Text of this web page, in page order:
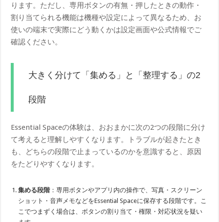
ります。ただし、専用ボタンの有無・押したときの動作・
割り当てられる機能は機種や設定によって異なるため、お
使いの端末で実際にどう動くかは設定画面や公式情報でご
確認ください。
大きく分けて「集める」と「整理する」の2
段階
Essential Spaceの体験は、おおまかに次の2つの段階に分け
て考えると理解しやすくなります。トラブルが起きたとき
も、どちらの段階で止まっているのかを意識すると、原因
をたどりやすくなります。
集める段階：専用ボタンやアプリ内の操作で、写真・スクリーン
ショット・音声メモなどをEssential Spaceに保存する段階です。こ
こでつまずく場合は、ボタンの割り当て・権限・対応状況を疑い